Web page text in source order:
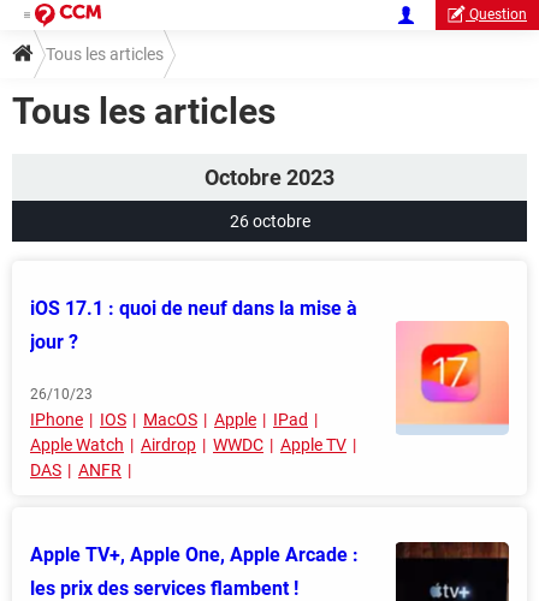
Question
Tous les articles
Tous les articles
Octobre 2023
26 octobre
iOS 17.1 : quoi de neuf dans la mise à
jour ?
26/10/23
IPhone IOS MacOS Apple
IPad
Apple Watch
Airdrop WWDC
Apple TV
DAS
ANFR
Apple TV+, Apple One, Apple Arcade :
les prix des services flambent !